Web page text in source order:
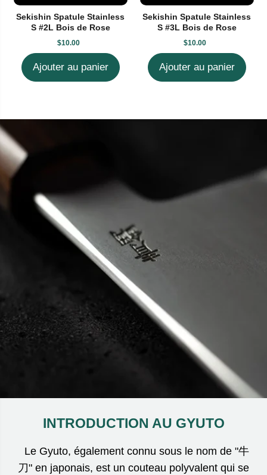
Sekishin Spatule Stainless
S #2L Bois de Rose
$10.00
Ajouter au panier
Sekishin Spatule Stainless
S #3L Bois de Rose
$10.00
Ajouter au panier
INTRODUCTION AU GYUTO
Le Gyuto, également connu sous le nom de "牛
刀" en japonais, est un couteau polyvalent qui se